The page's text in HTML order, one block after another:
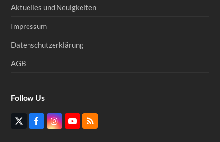
Aktuelles und Neuigkeiten
Impressum
Datenschutzerklärung
AGB
Follow Us
TwitterFacebookInstagram
YouTube
RSS